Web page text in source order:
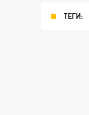
ТЕГИ: